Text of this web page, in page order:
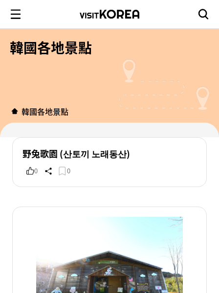
韓國各地景點
韓國各地景點
野兔歌園 (산토끼 노래동산)
0 0